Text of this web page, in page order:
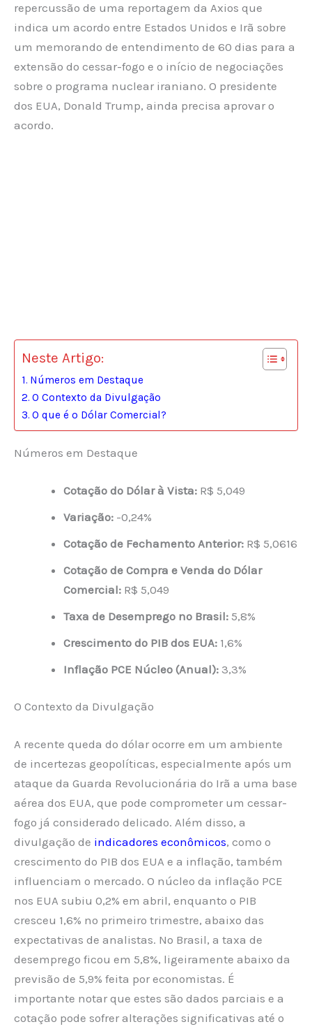
repercussão de uma reportagem da Axios que
indica um acordo entre Estados Unidos e Irã sobre
um memorando de entendimento de 60 dias para a
extensão do cessar-fogo e o início de negociações
sobre o programa nuclear iraniano. O presidente
dos EUA, Donald Trump, ainda precisa aprovar o
acordo.
Neste Artigo:
Números em Destaque
O Contexto da Divulgação
O que é o Dólar Comercial?
Números em Destaque
Cotação do Dólar à Vista: R$ 5,049
Variação: -0,24%
Cotação de Fechamento Anterior: R$ 5,0616
Cotação de Compra e Venda do Dólar
Comercial: R$ 5,049
Taxa de Desemprego no Brasil: 5,8%
Crescimento do PIB dos EUA: 1,6%
Inflação PCE Núcleo (Anual): 3,3%
O Contexto da Divulgação
A recente queda do dólar ocorre em um ambiente
de incertezas geopolíticas, especialmente após um
ataque da Guarda Revolucionária do Irã a uma base
aérea dos EUA, que pode comprometer um cessar-
fogo já considerado delicado. Além disso, a
divulgação de indicadores econômicos, como o
crescimento do PIB dos EUA e a inflação, também
influenciam o mercado. O núcleo da inflação PCE
nos EUA subiu 0,2% em abril, enquanto o PIB
cresceu 1,6% no primeiro trimestre, abaixo das
expectativas de analistas. No Brasil, a taxa de
desemprego ficou em 5,8%, ligeiramente abaixo da
previsão de 5,9% feita por economistas. É
importante notar que estes são dados parciais e a
cotação pode sofrer alterações significativas até o